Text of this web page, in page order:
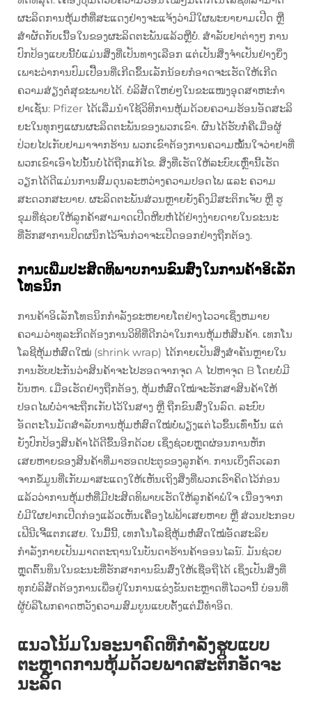
ຜະລິດການຫຸ້ມຫໍ່ທີ່ສະແດງຢ່າງຈະແຈ້ງວ່າມີໃຜພະຍາຍາມເປີດ ຫຼື
ສຳຜັດກັບເນື້ອໃນຂອງຜະລິດຕະພັນແລ້ວຫຼືບໍ່. ສຳລັບຢາຕ່າງໆ ການ
ປົກປ້ອງແບບນີ້ບໍ່ແມ່ນສິ່ງທີ່ເປັນທາງເລືອກ ແຕ່ເປັນສິ່ງຈຳເປັນຢ່າງຍິ່ງ
ເພາະວ່າການປົມເປື້ອນທີ່ເກີດຂຶ້ນເລັກນ້ອຍກໍອາດຈະເຮັດໃຫ້ເກີດ
ຄວາມສ່ຽງຕໍ່ສຸຂະພາບໄດ້. ບໍລິສັດໃຫຍ່ໆໃນຂະແໜງອຸດສາຫະກຳ
ຢາເຊັ່ນ: Pfizer ໄດ້ເລີ່ມນຳໃຊ້ວິທີການຫຸ້ມດ້ວຍຄວາມຮ້ອນອັດສະລິ
ຍະໃນທຸກໆແຜນຜະລິດຕະພັນຂອງພວກເຂົາ. ຜົນໄດ້ຮັບກໍ່ຄືເມື່ອຜູ້
ປ່ວຍໄປເກັບຢາມາຈາກຮ້ານ ພວກເຂົາຕ້ອງການຄວາມໝັ້ນໃຈວ່າຢາທີ່
ພວກເຂົາເອົາໄປນັ້ນບໍ່ໄດ້ຖືກແກ້ໄຂ. ສິ່ງທີ່ເຮັດໃຫ້ລະບົບເຫຼົ່ານີ້ເຮັດ
ວຽກໄດ້ດີແມ່ນການສົມດຸນລະຫວ່າງຄວາມປອດໄພ ແລະ ຄວາມ
ສະດວກສະບາຍ. ຜະລິດຕະພັນສ່ວນຫຼາຍຍັງຄົງມີສະຕິກເຈັບ ຫຼື ຮູ
ຂຸມທີ່ຊ່ວຍໃຫ້ລູກຄ້າສາມາດເປີດຫີບຫໍ່ໄດ້ຢ່າງງ່າຍດາຍໃນຂະນະ
ທີ່ຮັກສາການປິດຜນຶກໄວ້ຈົນກ່ວາຈະເປີດອອກຢ່າງຖືກຕ້ອງ.
ການເພີ່ມປະສິດທິພາບການຂົນສົ່ງໃນການຄ້າອິເລັກ
ໂທຣນິກ
ການຄ້າອິເລັກໂທຣນິກກຳລັງຂະຫຍາຍໂຕຢ່າງໄວວາເຊິ່ງຫມາຍ
ຄວາມວ່າທຸລະກິດຕ້ອງການວິທີທີ່ດີກວ່າໃນການຫຸ້ມຫໍ່ສິນຄ້າ. ເທກໂນ
ໂລຊີຫຸ້ມຫໍ່ສົດໃໝ່ (shrink wrap) ໄດ້ກາຍເປັນສິ່ງສຳຄັນຫຼາຍໃນ
ການຮັບປະກັນວ່າສິນຄ້າຈະໄປຮອດຈາກຈຸດ A ໄປຫາຈຸດ B ໂດຍບໍ່ມີ
ບັນຫາ. ເມື່ອເຮັດຢ່າງຖືກຕ້ອງ, ຫຸ້ມຫໍ່ສົດໃໝ່ຈະຮັກສາສິນຄ້າໃຫ້
ປອດໄພບໍ່ວ່າຈະຖືກເກັບໄວ້ໃນສາງ ຫຼື ຖືກຂົນສົ່ງໃນລົດ. ລະບົບ
ອັດຕະໂນມັດສຳລັບການຫຸ້ມຫໍ່ສົດໃໝ່ບໍ່ພຽງແຕ່ໄວຂຶ້ນເທົ່ານັ້ນ ແຕ່
ຍັງປົກປ້ອງສິນຄ້າໄດ້ດີຂຶ້ນອີກດ້ວຍ ເຊິ່ງຊ່ວຍຫຼຸດຜ່ອນການຫັກ
ເສຍຫາຍຂອງສິນຄ້າທີ່ມາຮອດປະຕູຂອງລູກຄ້າ. ການເບິ່ງຕົວເລກ
ຈາກຂໍ້ມູນທີ່ເກັບມາສະແດງໃຫ້ເຫັນເຖິງສິ່ງທີ່ພວກເຮົາຄິດໄວ້ກ່ອນ
ແລ້ວວ່າການຫຸ້ມຫໍ່ທີ່ມີປະສິດທິພາບເຮັດໃຫ້ລູກຄ້າພໍໃຈ ເນື່ອງຈາກ
ບໍ່ມີໃຜຢາກເປີດກ່ອງແລ້ວເຫັນເຄື່ອງໄຟຟ້າເສຍຫາຍ ຫຼື ສ່ວນປະກອບ
ເຟີນີເຈີ້ແຕກເສຍ. ໃນມື້ນີ້, ເທກໂນໂລຊີຫຸ້ມຫໍ່ສົດໃໝ່ອັດສະລິຍ
ກຳລັງກາຍເປັນມາດຕະຖານໃນບັນດາຮ້ານຄ້າອອນໄລນ໌. ມັນຊ່ວຍ
ຫຼຸດຕົ້ນທຶນໃນຂະນະທີ່ຮັກສາການຂົນສົ່ງໃຫ້ເຊື່ອຖືໄດ້ ເຊິ່ງເປັນສິ່ງທີ່
ທຸກບໍລິສັດຕ້ອງການເພື່ອຢູ່ໃນການແຂ່ງຂັນຕະຫຼາດທີ່ໄວວານີ້ ບ່ອນທີ່
ຜູ້ບໍລິໂພກຄາດຫວັງຄວາມສົມບູນແບບຕັ້ງແຕ່ມື້ທຳອິດ.
ແນວໂນ້ມໃນອະນາຄົດທີ່ກຳລັງຮູບແບບ
ຕະຫຼາດການຫຸ້ມດ້ວຍພາດສະຕິກອັດຈະ
ນະລິດ